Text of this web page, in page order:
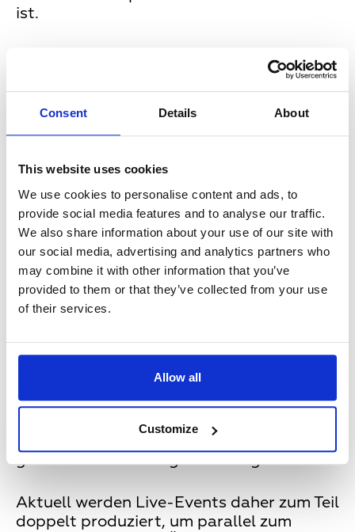
Consent Details About
This website uses cookies
We use cookies to personalise content and ads, to
provide social media features and to analyse our traffic.
We also share information about your use of our site with
our social media, advertising and analytics partners who
may combine it with other information that you’ve
provided to them or that they’ve collected from your use
of their services.
Allow all
Customize
ist.
Warum gibt es noch nicht mehr
Content in UHD? Ist die Produktion von
UHD-Inhalten aufwendiger als die
„normaler“ Sendungen in HD oder SD?
Nur nativer UHD-Content, also
ausschließlich für den UHD-Empfang
produzierte Inhalte, garantieren das mit
diesem Standard mögliche maximale TV-
Vergnügen. Eine Downconversion auf HD
ist generell machbar, eine Upconversion
von HD auf UHD jedoch wesentlich
aufwendiger. Für die Produktion von UHD-
spezielles Equipment wie Kameras etc.
eine unterschiedliche Aufbereitung in
einem eigens bereitgestellten UHD Ü-
Wagen erforderlich. Darüber hinaus wird
größeren Datenmengen benötigt.
Aktuell werden Live-Events daher zum Teil
doppelt produziert, um parallel zum